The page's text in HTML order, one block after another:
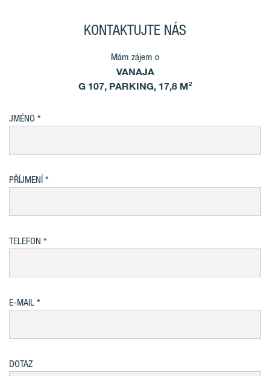
KONTAKTUJTE NÁS
Mám zájem o
VANAJA
G 107, PARKING, 17,8 M²
JMÉNO
PŘÍJMENÍ
TELEFON
E-MAIL
DOTAZ